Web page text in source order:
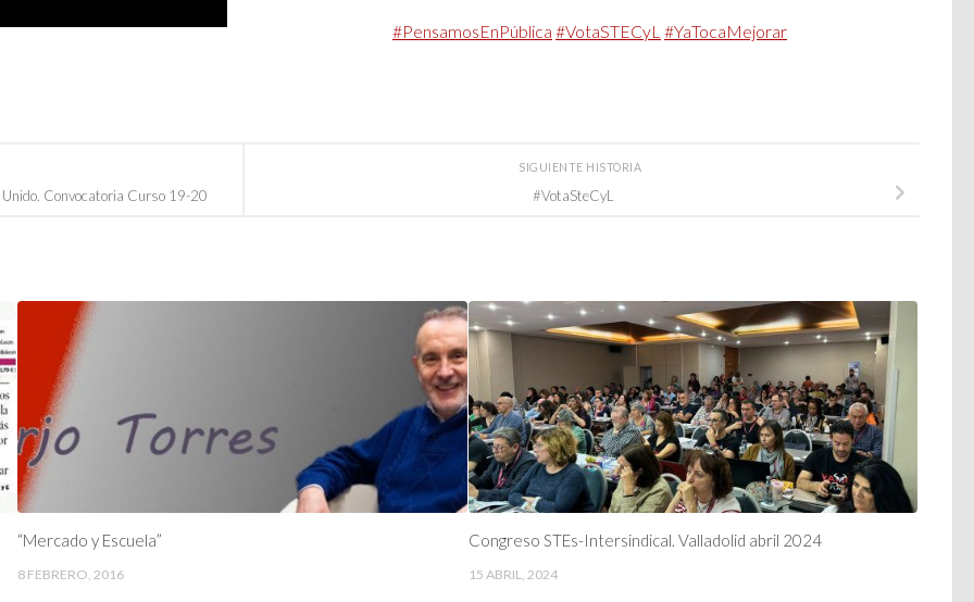
#PensamosEnPública #VotaSTECyL #YaTocaMejorar
SIGUIENTE HISTORIA
#VotaSteCyL
Convocatoria Curso 19-20
“Mercado y Escuela”
8 FEBRERO, 2016
Congreso STEs-Intersindical. Valladolid abril 2024
15 ABRIL, 2024